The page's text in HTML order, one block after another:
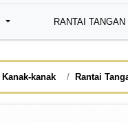
RANTAI TANGAN
Kanak-kanak Rantai